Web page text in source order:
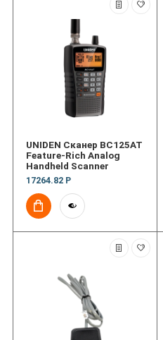
UNIDEN Сканер BC125AT
Feature-Rich Analog
Handheld Scanner
17264.82 Р